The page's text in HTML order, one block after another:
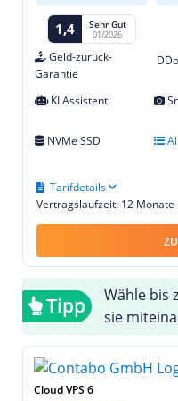
1,4 Sehr Gut
01/2026
Geld-zurück-
Garantie
KI Assistent
NVMe SSD
Vertragslaufzeit: 12 Monate
Tarifdetails
Tipp
Wähle bis
sie
Cloud VPS 6